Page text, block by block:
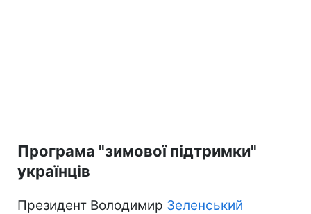
Програма "зимової підтримки"
українців
Президент Володимир Зеленський